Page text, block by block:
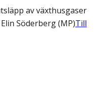
av växthusgaser
Söderberg (MP)Till